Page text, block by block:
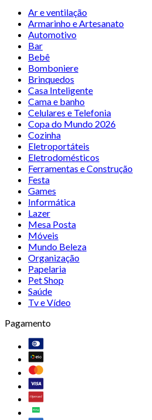
Ar e ventilação
Armarinho e Artesanato
Automotivo
Bar
Bebê
Bomboniere
Brinquedos
Casa Inteligente
Cama e banho
Celulares e Telefonia
Copa do Mundo 2026
Cozinha
Eletroportáteis
Eletrodomésticos
Ferramentas e Construção
Festa
Games
Informática
Lazer
Mesa Posta
Móveis
Mundo Beleza
Organização
Papelaria
Pet Shop
Saúde
Tv e Vídeo
Pagamento